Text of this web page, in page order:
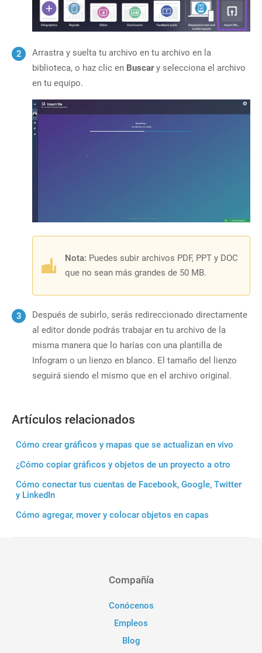
Arrastra y suelta tu archivo en tu archivo en la
biblioteca, o haz clic en Buscary selecciona el archivo
en tu equipo.
Nota: Puedes subir archivos PDF, PPT y DOC
que no sean más grandes de 50 MB.
Después de subirlo, serás redireccionado directamente
al editor donde podrás trabajar en tu archivo de la
misma manera que lo harías con una plantilla de
Infogram o un lienzo en blanco. El tamaño del lienzo
seguirá siendo el mismo que en el archivo original.
Artículos relacionados
Cómo crear gráficos y mapas que se actualizan en vivo
¿Cómo copiar gráficos y objetos de un proyecto a otro
Cómo conectar tus cuentas de Facebook, Google, Twitter
y LinkedIn
Cómo agregar, mover y colocar objetos en capas
Compañía
Conócenos
Empleos
Blog